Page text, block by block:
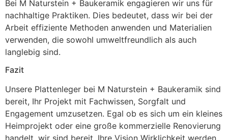
Bei M Naturstein + Baukeramik engagieren wir uns für
nachhaltige Praktiken. Dies bedeutet, dass wir bei der
Arbeit effiziente Methoden anwenden und Materialien
verwenden, die sowohl umweltfreundlich als auch
langlebig sind.
Fazit
Unsere Plattenleger bei M Naturstein + Baukeramik sind
bereit, Ihr Projekt mit Fachwissen, Sorgfalt und
Engagement umzusetzen. Egal ob es sich um ein kleines
Heimprojekt oder eine große kommerzielle Renovierung